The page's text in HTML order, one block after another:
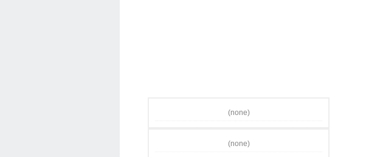
(none)
(none)